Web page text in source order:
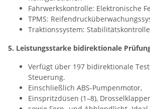
Fahrwerkskontrolle: Elektronische
TPMS:
Traktionssystem: Stabilitätskontrolle
5. Leistungsstarke bidirektionale
Verfügt über 197 bidirektionale
Steuerung.
Einschließlich ABS-Pumpenmotor,
Einspritzdüsen (1–8),